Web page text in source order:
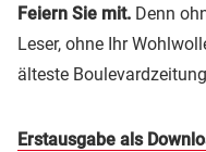
Feiern Sie mit. Denn
Leser, ohne Ihr
älteste
Erstausgabe als